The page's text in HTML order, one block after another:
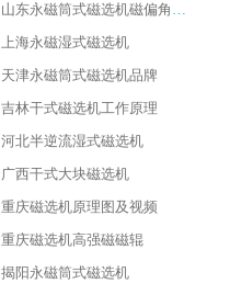
山东永磁筒式磁选机磁偏角怎么调整
上海永磁湿式磁选机
天津永磁筒式磁选机品牌
吉林干式磁选机工作原理
河北半逆流湿式磁选机
广西干式大块磁选机
重庆磁选机原理图及视频
重庆磁选机高强磁磁辊
揭阳永磁筒式磁选机